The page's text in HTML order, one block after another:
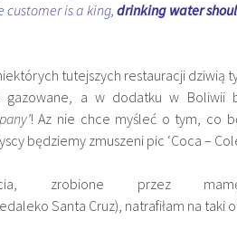
customer is a king, drinking water
tutejszych restauracji dziwią
gazowane, a w dodatku w Boliwii
! Az nie chce myśleć o tym, co
będziemy zmuszeni pic ‘Coca –
zrobione przez
Santa Cruz), natrafiłam na taki